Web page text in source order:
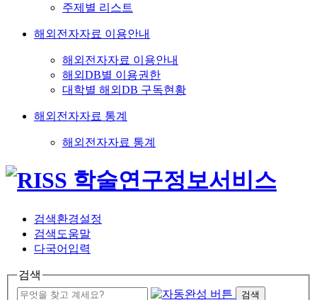
주제별 리스트
해외전자자료 이용안내
해외전자자료 이용안내
해외DB별 이용권한
대학별 해외DB 구독현황
해외전자자료 통계
해외전자자료 통계
검색환경설정
검색도움말
다국어입력
검색
검색